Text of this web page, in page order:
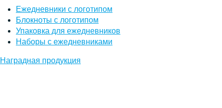
Ежедневники с логотипом
Блокноты с логотипом
Упаковка для ежедневников
Наборы с ежедневниками
Наградная продукция